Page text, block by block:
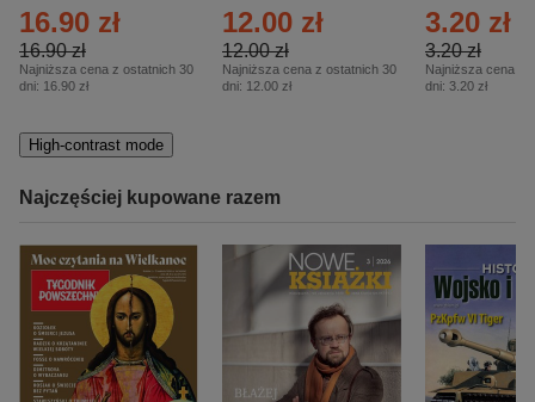
16.90 zł
16.90 zł
Najniższa cena z ostatnich 30
dni: 16.90 zł
12.00 zł
12.00 zł
Najniższa cena z ostatnich 30
dni: 12.00 zł
3.20 zł
3.20 zł
Najniższa cena z
dni: 3.20 zł
High-contrast mode
Najczęściej kupowane razem